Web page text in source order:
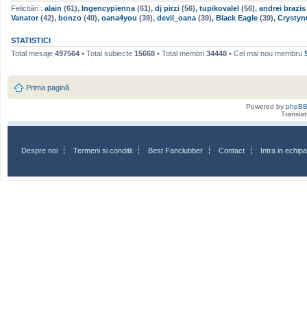
Felicitări : alain (61), Ingencypienna (61), dj pirzi (56), tupikovalel (56), andrei brazis
Vanator(42), bonzo (40), oana4you (39), devil_oana (39), Black Eagle (39),
STATISTICI
Total mesaje 497564 • Total subiecte 15668 • Total membri 34448 • Cel mai nou membru
Prima pagină
Powered by phpBB
Despre noi Termeni si conditii Best Fanclubber Contact Intra in